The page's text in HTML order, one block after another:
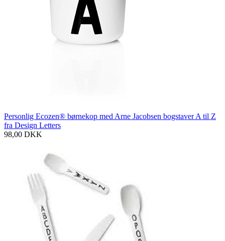
Personlig Ecozen® børnekop med Arne Jacobsen bogstaver A til Z
fra Design Letters
98,00 DKK